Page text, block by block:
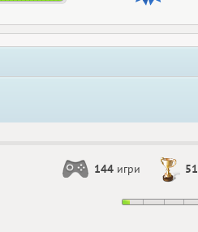
144 игри 51